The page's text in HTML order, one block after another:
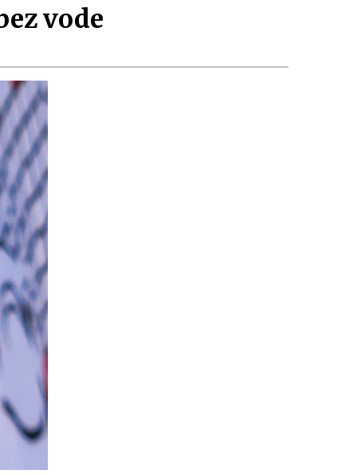
vode